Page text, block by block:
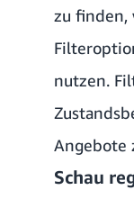
zu finden,
nutzen.
Angebote
Schau